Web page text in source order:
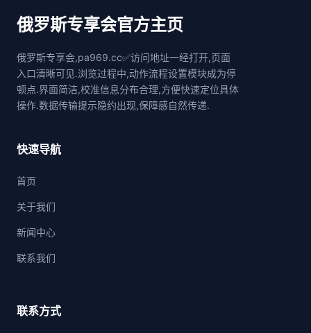
俄罗斯专享会官方主页
俄罗斯专享会,pa969.cc✅访问地址一经打开,页面
入口清晰可见.浏览过程中,动作流程设置模块成为停
顿点.界面简洁,校准信息分布合理,方便快速定位具体
操作.数据传输提示隐约出现,保障感自然传递.
快速导航
首页
关于我们
新闻中心
联系我们
联系方式